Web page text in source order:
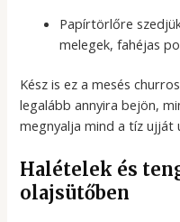
Papírtörlőre
melegek, fahéjas
Kész is ez a mesés
legalább annyira bejön,
megnyalja mind a tíz ujját
Halételek és
olajsütőben